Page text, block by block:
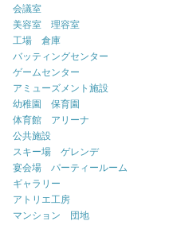
会議室
美容室 理容室
工場 倉庫
バッティングセンター
ゲームセンター
アミューズメント施設
幼稚園 保育園
体育館 アリーナ
公共施設
スキー場 ゲレンデ
宴会場 パーティールーム
ギャラリー
アトリエ工房
マンション 団地